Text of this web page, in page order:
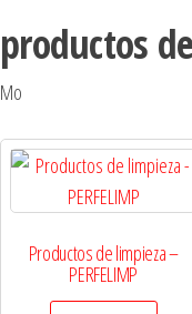
productos
Mostrando el único resultado
Productos de limpieza –
PERFELIMP